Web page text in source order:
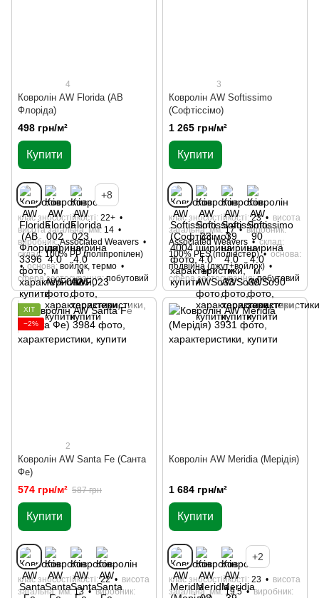
4
Ковролін AW Florida (АВ
Флоріда)
498 грн/м²
Купити
+8
клас зносостійкості 22+
висота загальна, мм 14
виробник Associated Weavers
склад 100% РР (поліпропілен)
основа войлок, термо
сфера застосування побутовий
3
Ковролін AW Softissimo
(Софтіссімо)
1 265 грн/м²
Купити
клас зносостійкості 23
висота
загальна, мм 17
виробник
Associated Weavers
склад
100% РES (поліестер)
основа
подвійна (джут+войлок)
сфера застосування побутовий
ХІТ
−2%
2
Ковролін AW Santa Fe (Санта
Фе)
574 грн/м² 587 грн
Купити
клас зносостійкості 22
висота
загальна, мм 13
виробник
Ковролін AW Meridia (Мерідія)
1 684 грн/м²
Купити
+2
клас зносостійкості 23
висота
загальна, мм 19.5
виробник